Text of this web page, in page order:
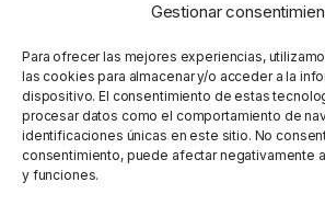
Gestionar
Para ofrecer las mejores experiencias,
las cookies para almacenar y/o acceder a la
dispositivo. El consentimiento de estas
procesar datos como el comportamiento de
identificaciones únicas en este sitio. No
consentimiento, puede afectar negativamente
y funciones.